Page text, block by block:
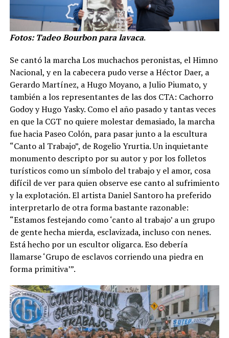
Fotos: Tadeo Bourbon para lavaca.
Se cantó la marcha Los muchachos peronistas, el Himno
Nacional, y en la cabecera pudo verse a Héctor Daer, a
Gerardo Martínez, a Hugo Moyano, a Julio Piumato, y
también a los representantes de las dos CTA: Cachorro
Godoy y Hugo Yasky. Como el año pasado y tantas veces
en que la CGT no quiere molestar demasiado, la marcha
fue hacia Paseo Colón, para pasar junto a la escultura
“Canto al Trabajo”, de Rogelio Yrurtia. Un inquietante
monumento descripto por su autor y por los folletos
turísticos como un símbolo del trabajo y el amor, cosa
difícil de ver para quien observe ese canto al sufrimiento
y la explotación. El artista Daniel Santoro ha preferido
interpretarlo de otra forma bastante razonable:
“Estamos festejando como ‘canto al trabajo’ a un grupo
de gente hecha mierda, esclavizada, incluso con nenes.
Está hecho por un escultor oligarca. Eso debería
llamarse ‘Grupo de esclavos corriendo una piedra en
forma primitiva’”.